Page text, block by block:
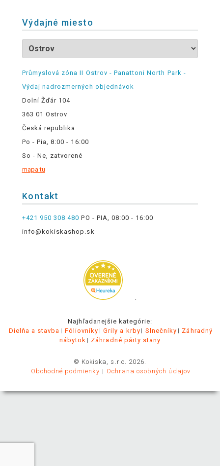
Výdajné miesto
Průmyslová zóna II Ostrov - Panattoni North Park -
Výdaj nadrozmerných objednávok
Dolní Žďár 104
363 01 Ostrov
Česká republika
Po - Pia, 8:00 - 16:00
So - Ne, zatvorené
mapa tu
Kontakt
+421 950 308 480 PO - PIA, 08:00 - 16:00
info@kokiskashop.sk
.
Najhľadanejšie kategórie:
Dielňa a stavba
Fóliovníky Grily a krby Slnečníky
Záhradný
nábytok
Záhradné párty stany
© Kokiska, s.r.o. 2026.
Obchodné podmienky
Ochrana osobných údajov